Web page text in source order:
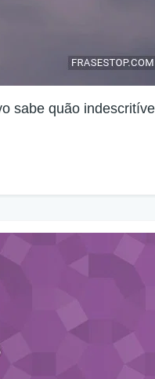
sabe quão